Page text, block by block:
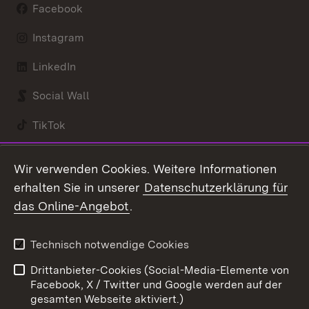
Facebook
Instagram
LinkedIn
Social Wall
TikTok
Kontakt
Barrierefreiheit
Impressum
Cookies
Wir verwenden Cookies. Weitere Informationen
erhalten Sie in unserer Datenschutzerklärung für
das Online-Angebot.
Technisch notwendige Cookies
Drittanbieter-Cookies (Social-Media-Elemente von
Facebook, X / Twitter und Google werden auf der
gesamten Webseite aktiviert.)